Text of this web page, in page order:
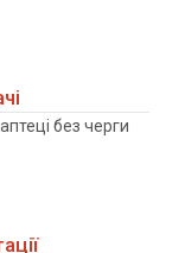
без черги